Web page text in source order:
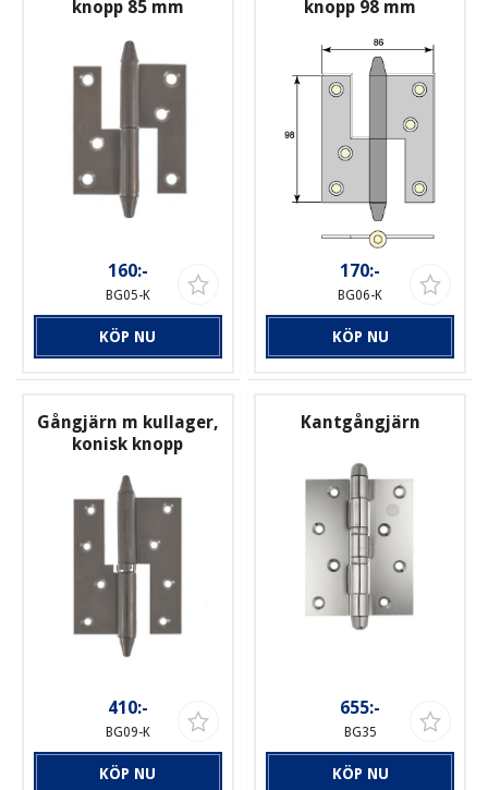
knopp 85 mm
160:-
BG05-K
KÖP NU
knopp 98 mm
170:-
BG06-K
KÖP NU
Gångjärn m kullager,
konisk knopp
410:-
BG09-K
KÖP NU
Kantgångjärn
655:-
BG35
KÖP NU